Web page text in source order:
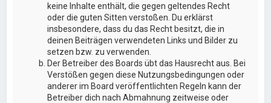
keine Inhalte enthält, die gegen geltendes Recht
oder die guten Sitten verstoßen. Du erklärst
insbesondere, dass du das Recht besitzt, die in
deinen Beiträgen verwendeten Links und Bilder zu
setzen bzw. zu verwenden.
Der Betreiber des Boards übt das Hausrecht aus. Bei
Verstößen gegen diese Nutzungsbedingungen oder
anderer im Board veröffentlichten Regeln kann der
Betreiber dich nach Abmahnung zeitweise oder